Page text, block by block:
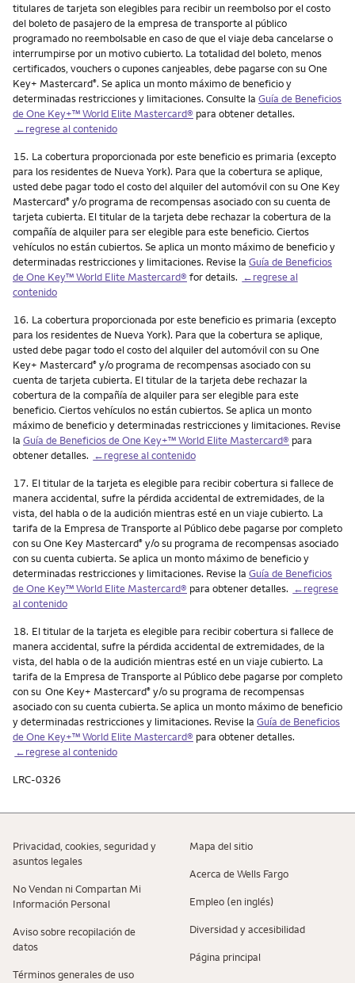
titulares de tarjeta son elegibles para recibir un reembolso por el costo
del boleto de pasajero de la empresa de transporte al público
programado no reembolsable en caso de que el viaje deba cancelarse o
interrumpirse por un motivo cubierto. La totalidad del boleto, menos
certificados, vouchers o cupones canjeables, debe pagarse con su One
Key+ Mastercard®. Se aplica un monto máximo de beneficio y
determinadas restricciones y limitaciones. Consulte la Guía de Beneficios
de One Key+™ World Elite Mastercard® para obtener detalles.
←regrese al contenido
Nota
15. La cobertura proporcionada por este beneficio es primaria (excepto
para los residentes de Nueva York). Para que la cobertura se aplique,
usted debe pagar todo el costo del alquiler del automóvil con su One Key
Mastercard® y/o programa de recompensas asociado con su cuenta de
tarjeta cubierta. El titular de la tarjeta debe rechazar la cobertura de la
compañía de alquiler para ser elegible para este beneficio. Ciertos
vehículos no están cubiertos. Se aplica un monto máximo de beneficio y
determinadas restricciones y limitaciones. Revise la Guía de Beneficios
de One Key™ World Elite Mastercard® for details. ←regrese al
contenido
Nota
16. La cobertura proporcionada por este beneficio es primaria (excepto
para los residentes de Nueva York). Para que la cobertura se aplique,
usted debe pagar todo el costo del alquiler del automóvil con su One
Key+ Mastercard® y/o programa de recompensas asociado con su
cuenta de tarjeta cubierta. El titular de la tarjeta debe rechazar la
cobertura de la compañía de alquiler para ser elegible para este
beneficio. Ciertos vehículos no están cubiertos. Se aplica un monto
máximo de beneficio y determinadas restricciones y limitaciones. Revise
la Guía de Beneficios de One Key+™ World Elite Mastercard® para
obtener detalles. ←regrese al contenido
Nota
17. El titular de la tarjeta es elegible para recibir cobertura si fallece de
manera accidental, sufre la pérdida accidental de extremidades, de la
vista, del habla o de la audición mientras esté en un viaje cubierto. La
tarifa de la Empresa de Transporte al Público debe pagarse por completo
con su One Key Mastercard® y/o su programa de recompensas asociado
con su cuenta cubierta. Se aplica un monto máximo de beneficio y
determinadas restricciones y limitaciones. Revise la Guía de Beneficios
de One Key™ World Elite Mastercard® para obtener detalles. ←regrese
al contenido
Nota
18. El titular de la tarjeta es elegible para recibir cobertura si fallece de
manera accidental, sufre la pérdida accidental de extremidades, de la
vista, del habla o de la audición mientras esté en un viaje cubierto. La
tarifa de la Empresa de Transporte al Público debe pagarse por completo
con su One Key+ Mastercard® y/o su programa de recompensas
asociado con su cuenta cubierta. Se aplica un monto máximo de beneficio
y determinadas restricciones y limitaciones. Revise la Guía de Beneficios
de One Key+™ World Elite Mastercard® para obtener detalles.
←regrese al contenido
LRC-0326
Privacidad, cookies, seguridad y
asuntos legales
No Vendan ni Compartan Mi
Información Personal
Aviso sobre recopilaciؚón de
datos
Términos generales de uso
Mapa del sitio
Acerca de Wells Fargo
Empleo (en inglés)
Diversidad y accesibilidad
Página principal